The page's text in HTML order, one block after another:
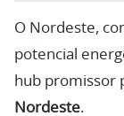
O Nordeste,
potencial
hub promissor
Nordeste.